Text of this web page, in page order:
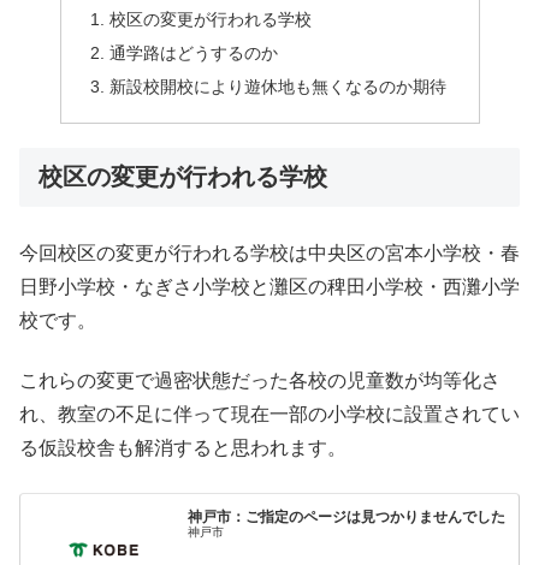
校区の変更が行われる学校
通学路はどうするのか
新設校開校により遊休地も無くなるのか期待
校区の変更が行われる学校
今回校区の変更が行われる学校は中央区の宮本小学校・春
日野小学校・なぎさ小学校と灘区の稗田小学校・西灘小学
校です。
これらの変更で過密状態だった各校の児童数が均等化さ
れ、教室の不足に伴って現在一部の小学校に設置されてい
る仮設校舎も解消すると思われます。
神戸市：ご指定のページは見つかりませんでした
神戸市